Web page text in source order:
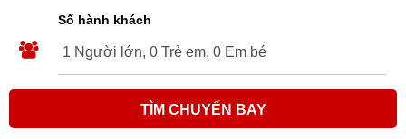
Số hành khách
TÌM CHUYẾN BAY